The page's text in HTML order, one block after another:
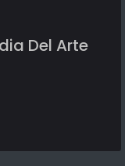
Del Arte